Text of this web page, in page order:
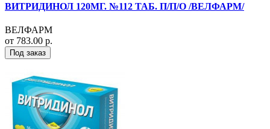
ВИТРИДИНОЛ 120МГ. №112 ТАБ. П/П/О /ВЕЛФАРМ/
ВЕЛФАРМ
от 783.00 р.
Под заказ